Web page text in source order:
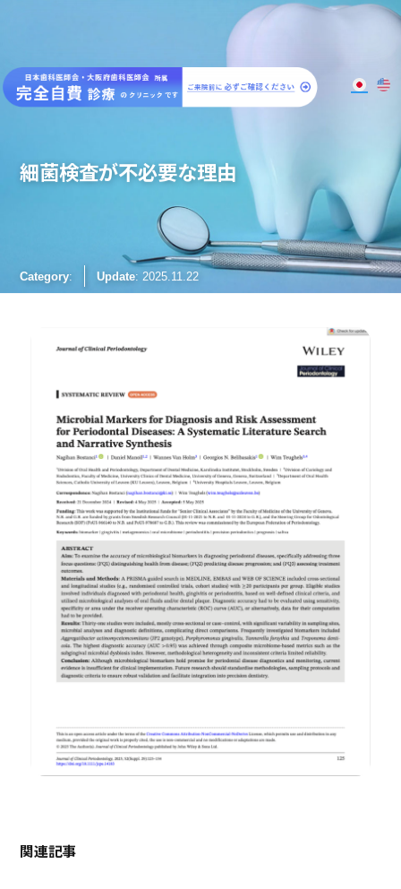
大阪梅田のインプラント
歯周病専門歯科 SPIDO(スピード)
細菌検査が不必要な理由
Category: Update: 2025.11.22
関連記事